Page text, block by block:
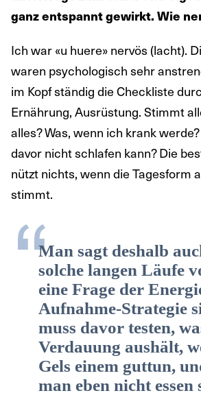
ganz entspannt gewirkt. Wie
Ich war «u huere» nervös (lacht).
waren psychologisch sehr
im Kopf ständig die Checkliste
Ernährung, Ausrüstung. Stimmt
alles? Was, wenn ich krank
davor nicht schlafen kann? Die
nützt nichts, wenn die Tagesform
stimmt.
Man sagt deshalb
solche langen Läufe
eine Frage der
Aufnahme-Strategie
muss davor testen,
Verdauung aushält,
Gels einem guttun,
man eben nicht essen